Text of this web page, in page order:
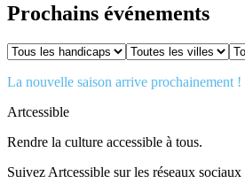
Prochains événements
La nouvelle saison arrive prochainement !
Artcessible
Rendre la culture accessible à tous.
Suivez Artcessible sur les réseaux sociaux